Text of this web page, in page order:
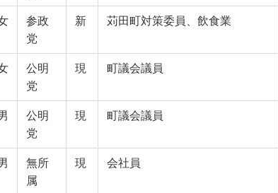
参政
党
新 苅田町対策委員、飲食業
公明
党
現 町議会議員
公明
党
現 町議会議員
無所
属
現 会社員